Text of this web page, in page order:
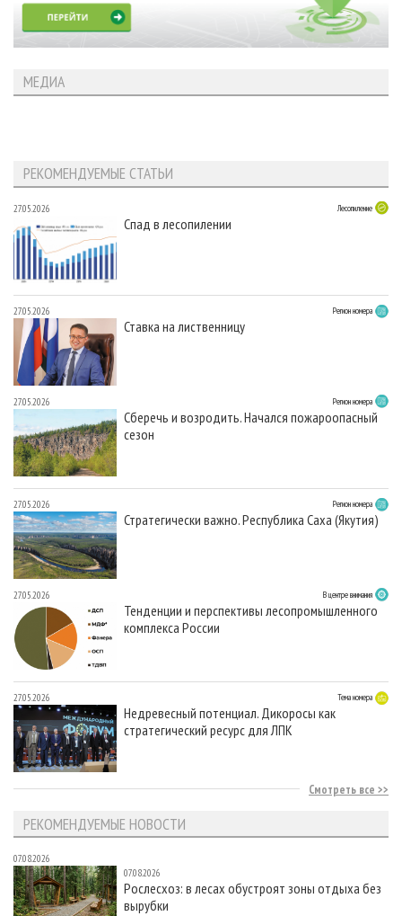
МЕДИА
РЕКОМЕНДУЕМЫЕ СТАТЬИ
27.05.2026 Лесопиление
Спад в лесопилении
27.05.2026 Регион номера
Ставка на лиственницу
27.05.2026 Регион номера
Сберечь и возродить. Начался пожароопасный
сезон
27.05.2026 Регион номера
Стратегически важно. Республика Саха (Якутия)
27.05.2026 В центре внимания
Тенденции и перспективы лесопромышленного
комплекса России
27.05.2026 Тема номера
Недревесный потенциал. Дикоросы как
стратегический ресурс для ЛПК
Смотреть все
РЕКОМЕНДУЕМЫЕ НОВОСТИ
07.08.2026
07.08.2026
Рослесхоз: в лесах обустроят зоны отдыха без
вырубки